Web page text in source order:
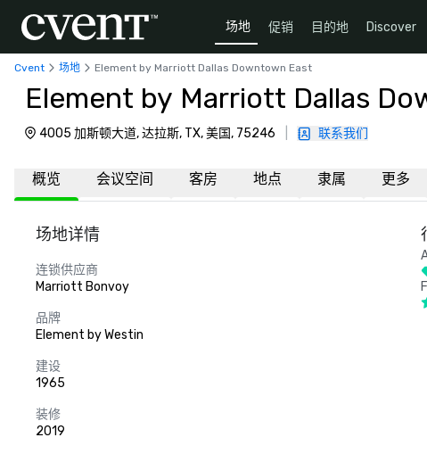
场地 促销 目的地 Discover
Cvent 场地 Element by Marriott Dallas Downtown East
Element by Marriott Dallas
4005 加斯顿大道, 达拉斯, TX, 美国, 75246 联系我们
概览 会议空间 客房 地点 隶属 更多
场地详情
连锁供应商
Marriott Bonvoy
品牌
Element by Westin
建设
1965
装修
2019